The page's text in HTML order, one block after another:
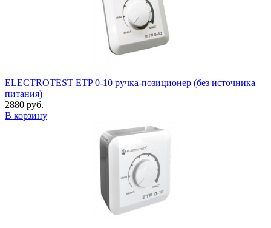
ELECTROTEST ETP 0-10 ручка-позиционер (без источника
питания)
2880 руб.
В корзину